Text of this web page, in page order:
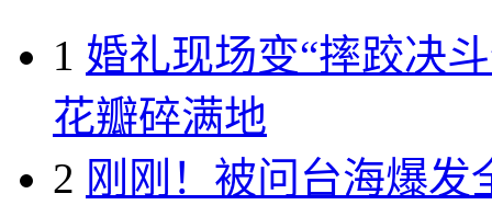
1 婚礼现场变“摔跤决
花瓣碎满地
2 刚刚！被问台海爆